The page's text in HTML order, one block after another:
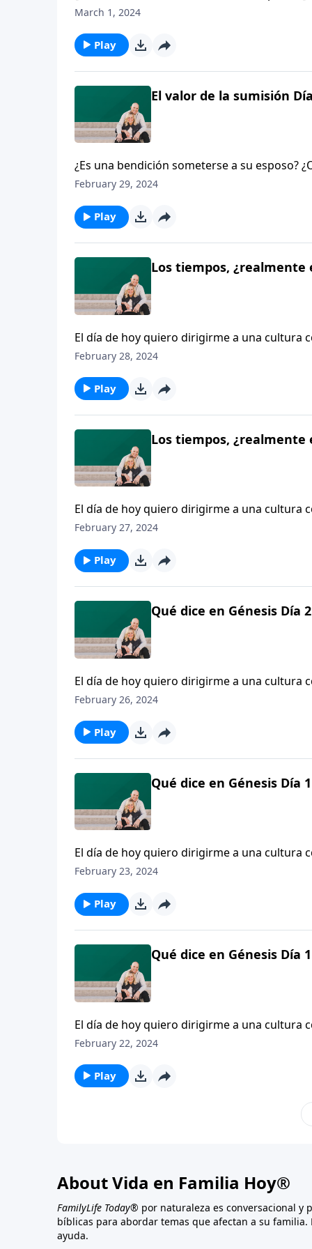
muy necesaria sobre el significado de esta
March 1, 2024
Play
El valor de la sumisión
¿Es una bendición someterse a su esposo?
muy necesaria sobre el significado de esta
February 29, 2024
Play
Los tiempos, ¿realmente
El día de hoy quiero dirigirme a una cultura
comienzo, para revisar lo que sí pasó y lo
muy diferente al que vemos en la cultura hoy
February 28, 2024
Play
Los tiempos, ¿realmente
El día de hoy quiero dirigirme a una cultura
comienzo, para revisar lo que sí pasó y lo
muy diferente al que vemos en la cultura hoy
February 27, 2024
Play
Qué dice en Génesis Día 2
El día de hoy quiero dirigirme a una cultura
comienzo, para revisar lo que sí pasó y lo
muy diferente al que vemos en la cultura hoy
February 26, 2024
Play
Qué dice en Génesis Día 1
El día de hoy quiero dirigirme a una cultura
comienzo, para revisar lo que sí pasó y lo
muy diferente al que vemos en la cultura hoy
February 23, 2024
Play
Qué dice en Génesis Día 1
El día de hoy quiero dirigirme a una cultura
comienzo, para revisar lo que sí pasó y lo
muy diferente al que vemos en la cultura hoy
February 22, 2024
Play
About Vida en Familia Hoy®
FamilyLife Today® por naturaleza es conversacional y
bíblicas para abordar temas que afectan a su
ayuda.